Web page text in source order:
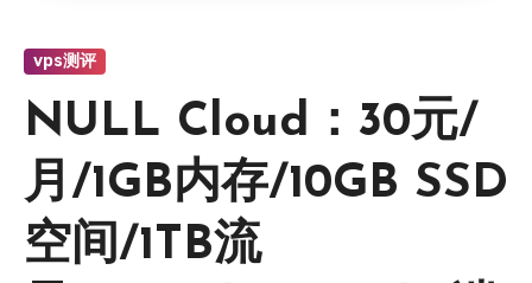
vps测评
NULL Cloud：30元/
月/1GB内存/10GB SSD
空间/1TB流